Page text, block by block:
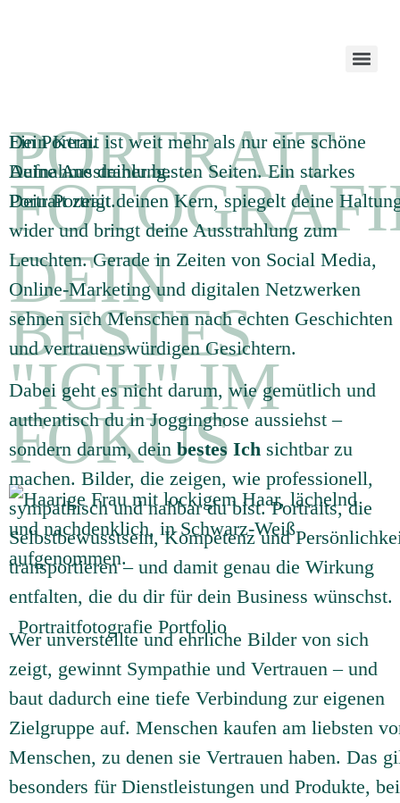
PORTRAIT
DEIN
BESTES
"ICH" IM
FOKUS
Dein Kern.
Deine Ausstrahlung.
Dein Portrait.
Ein Portrait ist weit mehr als nur eine schöne
Aufnahme deiner besten Seiten. Ein starkes
Portrait zeigt deinen Kern, spiegelt deine
wider und bringt deine Ausstrahlung zum
Leuchten. Gerade in Zeiten von Social Media,
Online-Marketing und digitalen Netzwerken
sehnen sich Menschen nach echten Geschichten
und vertrauenswürdigen Gesichtern.
Dabei geht es nicht darum, wie gemütlich und
authentisch du in Jogginghose aussiehst –
sondern darum, dein bestes Ich sichtbar zu
machen. Bilder, die zeigen, wie professionell,
sympathisch und nahbar du bist. Portraits, die
Selbstbewusstsein, Kompetenz und
transportieren – und damit genau die Wirkung
entfalten, die du dir für dein Business wünschst.
Wer unverstellte und ehrliche Bilder von sich
zeigt, gewinnt Sympathie und Vertrauen – und
baut dadurch eine tiefe Verbindung zur eigenen
Zielgruppe auf. Menschen kaufen am liebsten
Menschen, zu denen sie Vertrauen haben. Das
besonders für Dienstleistungen und Produkte, bei
Portraitfotografie Portfolio